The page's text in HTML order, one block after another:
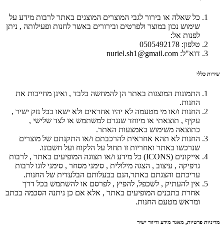
כל שאלה או בירור לגבי המוצרים המוצגים באתר לרבות מידע על
שימוש נכון במוצר ולפרטים ובירורים באשר לחנות ופעילותה , ניתן
לפנות אל:
טלפון: 0505492178
דוא"ל: nuriel.sh1@gmail.com
שירות כללי
התמונות המוצגות באתר הן להמחשה בלבד , ואינן מחייבות את
החנות.
החנות ו/או מי מטעמה לא יהיו אחראים ולא ישאו בכל נזק ישיר ,
עקיף , תוצאתי או מיוחד שנגרם למשתמש או לצד שלישי ,
כתוצאה משימוש באמצעות האתר.
החנות לא תהא אחראית להרכבתם ו/או התקנתם של מוצרים
שנרכשו באתר ואחריות זו תחול על הלקוח ועל חשבונו.
אייקונים (ICONS) כל מידע ו/או תצוגה המופיעים באתר , לרבות
גרפיקה , עיצוב , הצגה מילולית , סימני מסחר , סימני לוגו לרבות
עריכתם והצגתם באתר,הנם בבעלותם הבלעדית של החנות.
אין להעתיק , לשכפל, להפיץ , לפרסם או להשתמש בכל דרך
אחרת בתכנים המופיעים באתר , אלא אם כן ניתנה הסכמה בכתב
ומראש מטעם החנות.
מדיניות פרטיות, מאגר מידע ודיוור ישיר